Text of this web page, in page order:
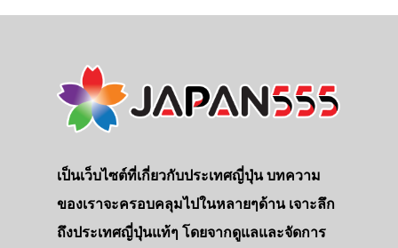
เป็นเว็บไซต์ที่เกี่ยวกับประเทศญี่ปุ่น บทความ
ของเราจะครอบคลุมไปในหลายๆด้าน เจาะลึก
ถึงประเทศญี่ปุ่นแท้ๆ โดยจากดูแลและจัดการ